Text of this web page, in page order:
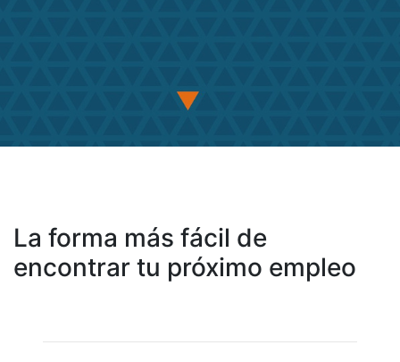
La forma más fácil de
encontrar tu próximo empleo